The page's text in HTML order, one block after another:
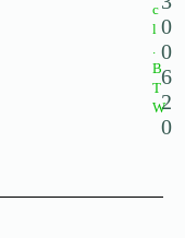
0
0
6
2
0
c
l
.
B
T
W